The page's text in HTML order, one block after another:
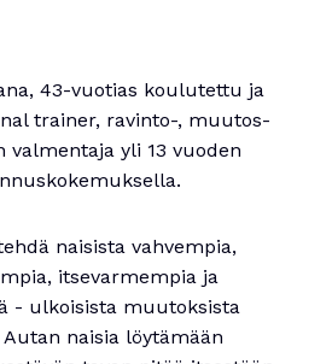
43-vuotias koulutettu ja
trainer, ravinto-, muutos-
valmentaja yli 13 vuoden
naisista vahvempia,
itsevarmempia ja
- ulkoisista muutoksista
naisia löytämään